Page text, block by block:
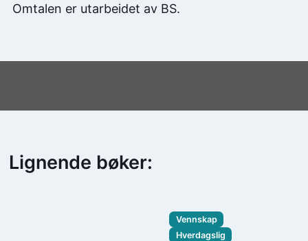
Omtalen er utarbeidet av BS.
Lignende bøker:
Vennskap
Hverdagslig